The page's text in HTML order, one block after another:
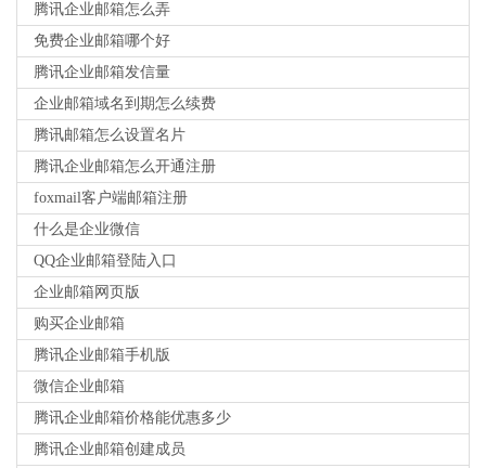
腾讯企业邮箱怎么弄
免费企业邮箱哪个好
腾讯企业邮箱发信量
企业邮箱域名到期怎么续费
腾讯邮箱怎么设置名片
腾讯企业邮箱怎么开通注册
foxmail客户端邮箱注册
什么是企业微信
QQ企业邮箱登陆入口
企业邮箱网页版
购买企业邮箱
腾讯企业邮箱手机版
微信企业邮箱
腾讯企业邮箱价格能优惠多少
腾讯企业邮箱创建成员